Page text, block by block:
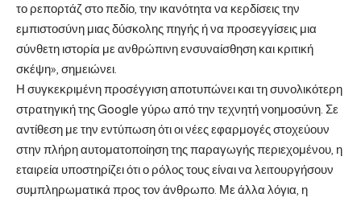
το ρεπορτάζ στο πεδίο, την ικανότητα να κερδίσεις την
εμπιστοσύνη μιας δύσκολης πηγής ή να προσεγγίσεις μια
σύνθετη ιστορία με ανθρώπινη ενσυναίσθηση και κριτική
σκέψη», σημειώνει.
Η συγκεκριμένη προσέγγιση αποτυπώνει και τη συνολικότερη
στρατηγική της Google γύρω από την τεχνητή νοημοσύνη. Σε
αντίθεση με την εντύπωση ότι οι νέες εφαρμογές στοχεύουν
στην πλήρη αυτοματοποίηση της παραγωγής περιεχομένου, η
εταιρεία υποστηρίζει ότι ο ρόλος τους είναι να λειτουργήσουν
συμπληρωματικά προς τον άνθρωπο. Με άλλα λόγια, η